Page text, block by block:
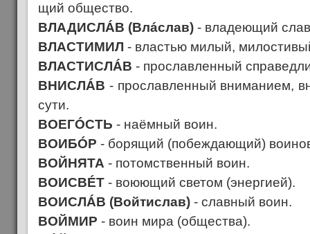
щий общество.
ВЛАДИСЛÁВ (Влáслав) - владеющий
ВЛАСТИМИЛ - властью милый,
ВЛАСТИСЛÁВ - прославленный
ВНИСЛÁВ - прославленный вниманием,
сути.
ВОЕГÓСТЬ - наёмный воин.
ВОИБÓР - борящий (побеждающий)
ВОЙНЯТА - потомственный воин.
ВОИСВÉТ - воюющий светом (энергией).
ВОИСЛÁВ (Войтислав) - славный воин.
ВОЙМИР - воин мира (общества).